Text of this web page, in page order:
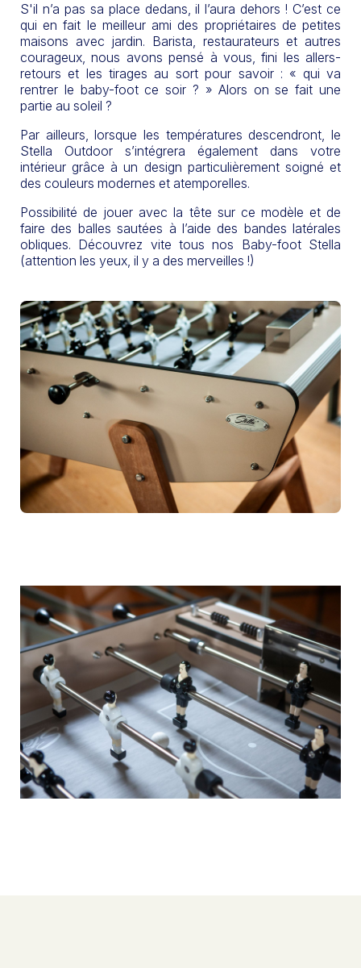
S'il n’a pas sa place dedans, il l’aura dehors ! C’est ce
qui en fait le meilleur ami des propriétaires de petites
maisons avec jardin. Barista, restaurateurs et autres
courageux, nous avons pensé à vous, fini les allers-
retours et les tirages au sort pour savoir : « qui va
rentrer le baby-foot ce soir ? » Alors on se fait une
partie au soleil ?
Par ailleurs, lorsque les températures descendront, le
Stella Outdoor s’intégrera également dans votre
intérieur grâce à un design particulièrement soigné et
des couleurs modernes et atemporelles.
Possibilité de jouer avec la tête sur ce modèle et de
faire des balles sautées à l’aide des bandes latérales
obliques. Découvrez vite tous nos Baby-foot Stella
(attention les yeux, il y a des merveilles !)